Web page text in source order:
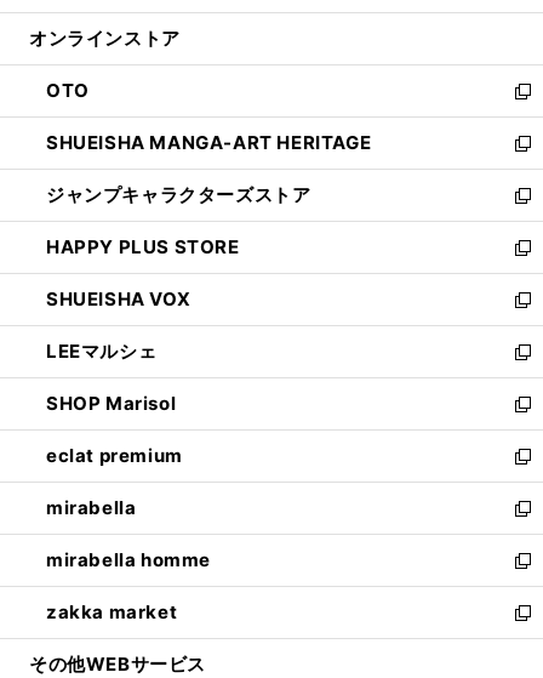
開
ン
ウ
で
開
く
ウ
ン
ド
ウ
で
開
く
オンラインストア
OTO
新
し
い
ウ
ィ
ン
ド
ウ
で
開
く
SHUEISHA MANGA-ART HERITAGE
新
し
い
ウ
ィ
ン
ド
ウ
で
開
く
ジャンプキャラクターズストア
新
し
い
ウ
ィ
ン
ド
ウ
で
開
く
HAPPY PLUS STORE
新
し
い
ウ
ィ
ン
ド
ウ
で
開
く
SHUEISHA VOX
新
し
い
ウ
ィ
ン
ド
ウ
で
開
く
LEEマルシェ
新
し
い
ウ
ィ
ン
ド
ウ
で
開
く
SHOP Marisol
新
し
い
ウ
ィ
ン
ド
ウ
で
開
eclat premium
新
し
い
ウ
ィ
ン
ド
ウ
mirabella
新
し
い
ウ
ィ
ン
mirabella homme
新
し
い
ウ
zakka market
新
し
その他WEBサービス